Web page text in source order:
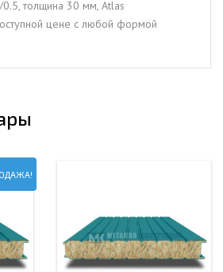
толщина 30 мм, Atlas
цене с любой формой